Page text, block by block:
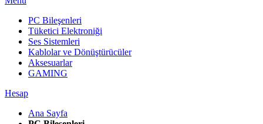
PC Bileşenleri
Tüketici Elektroniği
Ses Sistemleri
Kablolar ve Dönüştürücüler
Aksesuarlar
GAMING
Hesap
Ana Sayfa